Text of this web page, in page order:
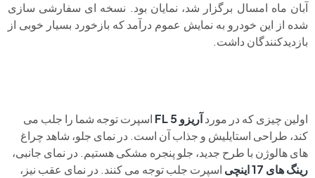
آبان ماه امسال برگزار شد، نمایان بود. نسخه ای سفارشی سازی
شده از این خودرو به نمایش عموم درآمد که بازخورد بسیار خوبی از
بازدیدکنندگان داشت.
اولین چیزی که در موردآریزو 5 FL
اسپرت توجه شما را جلب می
کند، طراحی استایلیش و جذاب آن است. در نمای جلو، شاهد چراغ
های هالوژن با طرح جدید، جلو پنجره مشکی هستیم. در نمای جانبی،
رینگ های 17 اینچی
اسپرت جلب توجه می کنند. در نمای عقب نیز،